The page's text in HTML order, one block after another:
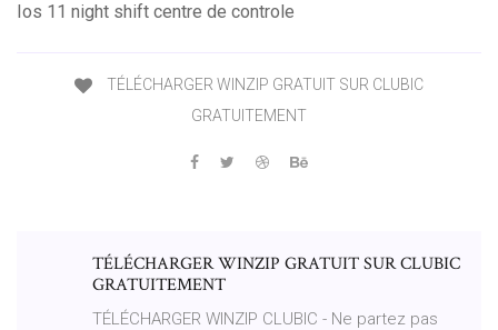
Ios 11 night shift centre de controle
TÉLÉCHARGER WINZIP GRATUIT SUR CLUBIC
GRATUITEMENT
TÉLÉCHARGER WINZIP GRATUIT SUR CLUBIC
GRATUITEMENT
TÉLÉCHARGER WINZIP CLUBIC - Ne partez pas